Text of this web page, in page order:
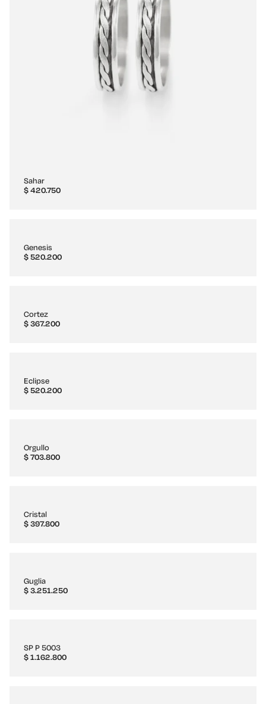
Sahar
$420.750
Genesis
$520.200
Cortez
$367.200
Eclipse
$520.200
Orgullo
$703.800
Cristal
$397.800
Guglia
$3.251.250
SP P 5003
$1.162.800